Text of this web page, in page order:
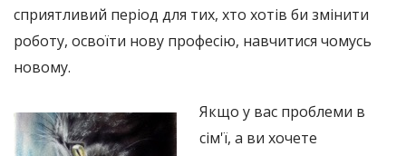
сприятливий період для тих, хто хотів би змінити
роботу, освоїти нову професію, навчитися чомусь
новому.
Якщо у вас проблеми в
сім'ї, а ви хочете